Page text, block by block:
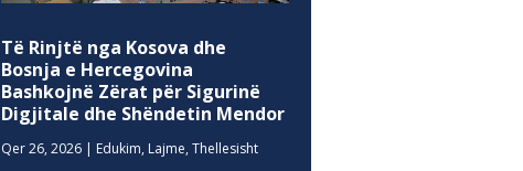
Të Rinjtë nga Kosova dhe
Bosnja e Hercegovina
Bashkojnë Zërat për Sigurinë
Digjitale dhe Shëndetin Mendor
Qer 26, 2026 | Edukim, Lajme,Thellesisht